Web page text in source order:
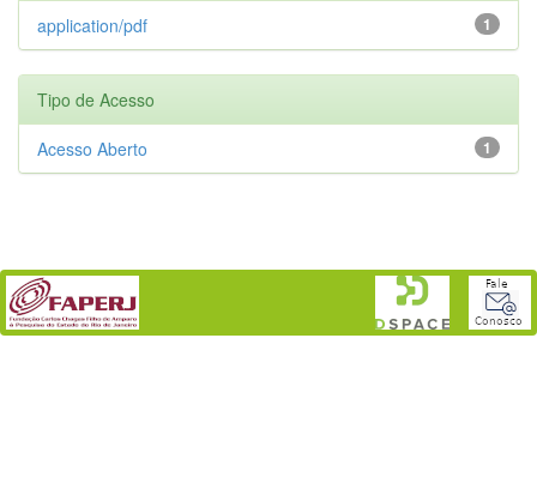
1
application/pdf
Tipo de Acesso
1
Acesso Aberto